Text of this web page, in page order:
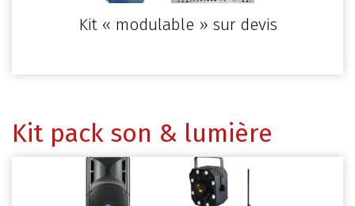
Kit « modulable » sur devis
Kit pack son & lumière